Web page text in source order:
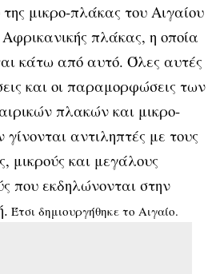
μικρο-πλάκας του Αιγαίου
Αφρικανικής πλάκας, η οποία
κάτω από αυτό. Όλες αυτές
και οι παραμορφώσεις των
πλακών και μικρο-
αντιληπτές με τους
μικρούς και μεγάλους
που εκδηλώνονται στην
Έτσι δημιουργήθηκε το Αιγαίο.